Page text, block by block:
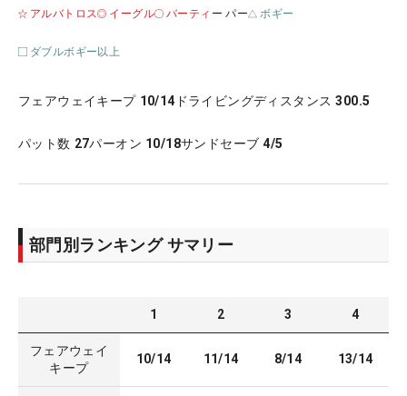
アルバトロス イーグル バーティ ー パー ボギー
ダブルボギー以上
フェアウェイキープ 10/14 ドライビングディスタンス 300.5
パット数 27パーオン 10/18サンドセーブ 4/5
部門別ランキング サマリー
1 2 3 4
フェアウェイ
キープ
10/14 11/14 8/14 13/14